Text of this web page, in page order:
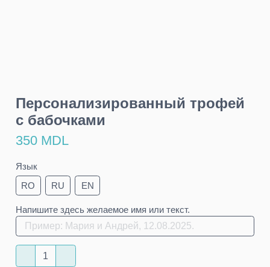
Персонализированный трофей
с бабочками
350 MDL
Язык
RO
RU EN
Напишите здесь желаемое имя или текст.